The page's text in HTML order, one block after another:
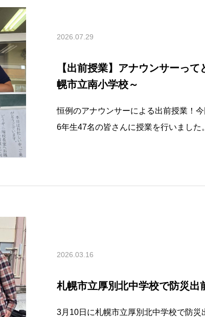
2026.07.29
【出前授業】アナウンサーっ
幌市立南小学校～
恒例のアナウンサーによる出前授業！
6年生47名の皆さんに授業を行いました
2026.03.16
札幌市立厚別北中学校で防災出
3月10日に札幌市立厚別北中学校で防災